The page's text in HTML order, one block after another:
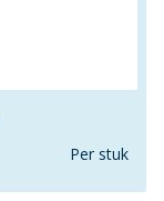
Per stuk